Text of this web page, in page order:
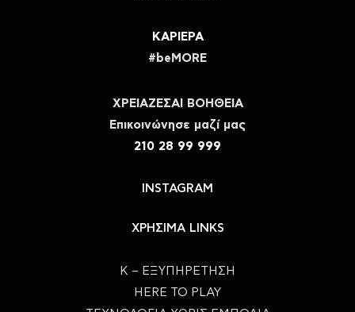
ΚΑΡΙΕΡΑ
#beMORE
ΧΡΕΙΑΖΕΣΑΙ ΒΟΗΘΕΙΑ
Eπικοινώνησε μαζί μας
210 28 99 999
INSTAGRAM
ΧΡΗΣΙΜΑ LINKS
Κ – ΕΞΥΠΗΡΕΤΗΣΗ
HERE TO PLAY